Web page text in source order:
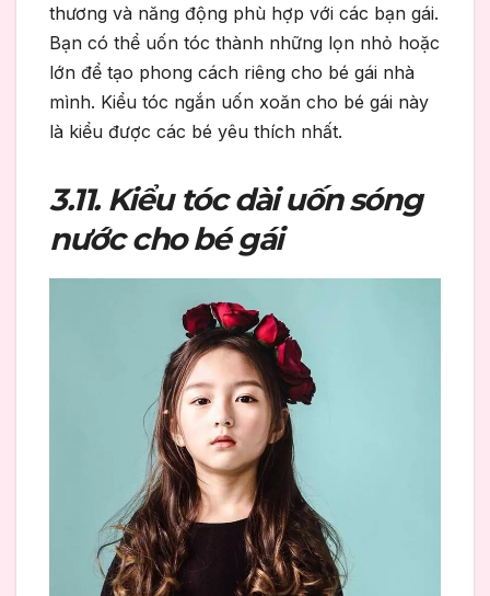
thương và năng động phù hợp với các bạn gái.
Bạn có thể uốn tóc thành những lọn nhỏ hoặc
lớn để tạo phong cách riêng cho bé gái nhà
mình. Kiểu tóc ngắn uốn xoăn cho bé gái này
là kiểu được các bé yêu thích nhất.
3.11. Kiểu tóc dài uốn sóng
nước cho bé gái